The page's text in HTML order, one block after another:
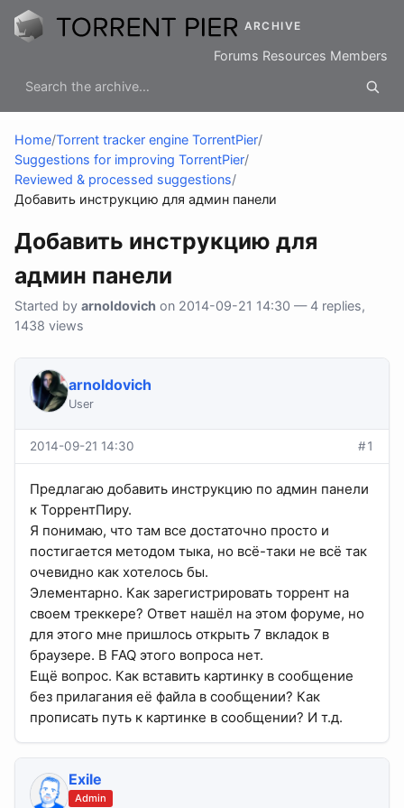
ARCHIVE
Forums Resources Members
Home/Torrent tracker engine TorrentPier/
Suggestions for improving TorrentPier/
Reviewed & processed suggestions/
Добавить инструкцию для админ панели
Добавить инструкцию для
админ панели
Started by arnoldovich on 2014-09-21 14:30 — 4 replies,
1438 views
arnoldovich
User
2014-09-21 14:30 #1
Предлагаю добавить инструкцию по админ панели
к ТоррентПиру.
Я понимаю, что там все достаточно просто и
постигается методом тыка, но всё-таки не всё так
очевидно как хотелось бы.
Элементарно. Как зарегистрировать торрент на
своем треккере? Ответ нашёл на этом форуме, но
для этого мне пришлось открыть 7 вкладок в
браузере. В FAQ этого вопроса нет.
Ещё вопрос. Как вставить картинку в сообщение
без прилагания её файла в сообщении? Как
прописать путь к картинке в сообщении? И т.д.
Exile
Admin